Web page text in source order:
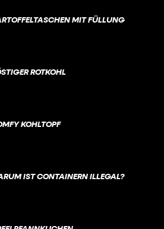
MIT FÜLLUNG
ROTKOHL
KOHLTOPF
IST CONTAINERN ILLEGAL?